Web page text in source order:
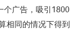
个广告，吸引1800
相同的情况下得到